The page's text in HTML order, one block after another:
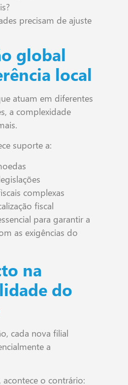
precisam de ajuste
global
local
atuam em diferentes
a complexidade
suporte a:
complexas
fiscal
para garantir a
as exigências do
na
do
cada nova filial
a
acontece o contrário: